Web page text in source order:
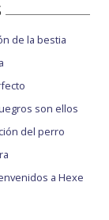
de la bestia
son ellos
del perro
a Hexe